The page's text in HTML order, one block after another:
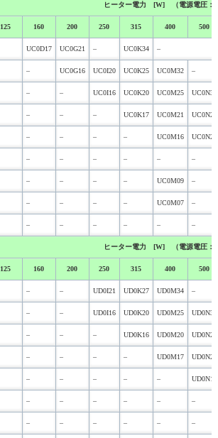
ヒーター電力 [W] （電源電圧：
125 160 200 250 315 400 500
UC0D17 UC0G21 – UC0K34 –
– UC0G16 UC0I20 UC0K25 UC0M32 –
– – UC0I16 UC0K20 UC0M25 UC0N32
– – – UC0K17 UC0M21 UC0N27
– – – – UC0M16 UC0N20
– – – – – –
– – – – UC0M09 –
– – – – UC0M07 –
– – – – – –
ヒーター電力 [W] （電源電圧：
125 160 200 250 315 400 500
– – UD0I21 UD0K27 UD0M34 –
– – UD0I16 UD0K20 UD0M25 UD0N32
– – – UD0K16 UD0M20 UD0N26
– – – – UD0M17 UD0N21
– – – – – UD0N16
– – – – – –
– – – – – –